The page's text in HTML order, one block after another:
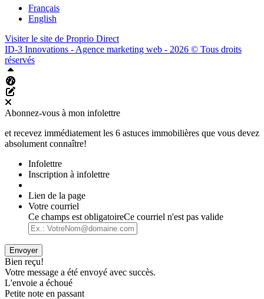
Français
English
Visiter le site de Proprio Direct
ID-3 Innovations - Agence marketing web - 2026 © Tous droits
réservés
Abonnez-vous à mon infolettre
et recevez immédiatement les 6 astuces immobilières que vous devez
absolument connaître!
Infolettre
Inscription à infolettre
Lien de la page
Votre courriel
Ce champs est obligatoireCe courriel n'est pas valide
Envoyer
Bien reçu!
Votre message a été envoyé avec succès.
L'envoie a échoué
Petite note en passant